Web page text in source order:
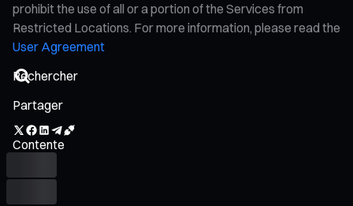
prohibit the use of all or a portion of the Services from
Restricted Locations. For more information, please read the
User Agreement
Partager
Contente